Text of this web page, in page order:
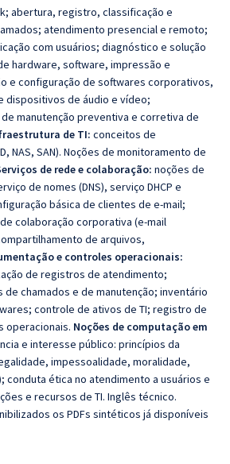
abertura, registro, classificação e
atendimento presencial e remoto;
com usuários; diagnóstico e solução
hardware, software, impressão e
e configuração de softwares corporativos,
dispositivos de áudio e vídeo;
manutenção preventiva e corretiva de
de TI: conceitos de
NAS, SAN). Noções de monitoramento de
de rede e colaboração: noções de
de nomes (DNS), serviço DHCP e
básica de clientes de e-mail;
colaboração corporativa (e-mail
de arquivos,
e controles operacionais:
de registros de atendimento;
chamados e de manutenção; inventário
controle de ativos de TI; registro de
operacionais. Noções de computação em
e interesse público: princípios da
impessoalidade, moralidade,
conduta ética no atendimento a usuários e
e recursos de TI. Inglês técnico.
os PDFs sintéticos já disponíveis